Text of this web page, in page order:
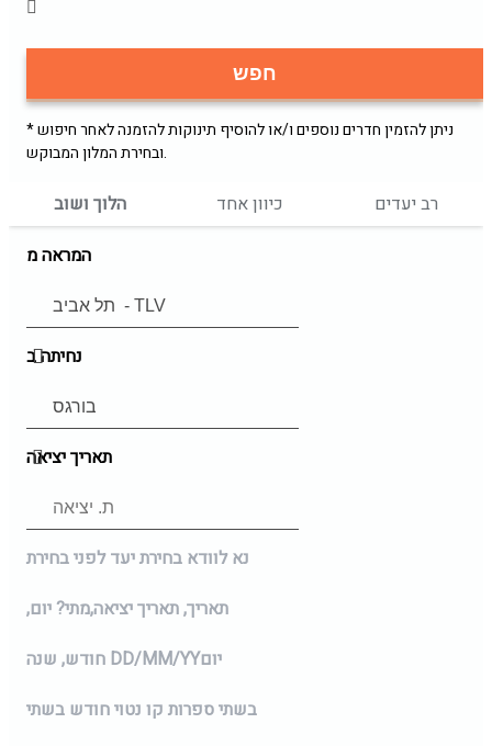
חפש
* ניתן להזמין חדרים נוספים ו/או להוסיף תינוקות להזמנה לאחר חיפוש
ובחירת המלון המבוקש.
הלוך ושוב כיוון אחד
רב יעדים
המראה מ
נחיתה ב
תאריך יציאה
נא לוודא בחירת יעד לפני בחירת
תאריך,תאריך יציאה,מתי? יום,
DD/MM/YYיום
בשתי ספרות קו נטוי חודש בשתי